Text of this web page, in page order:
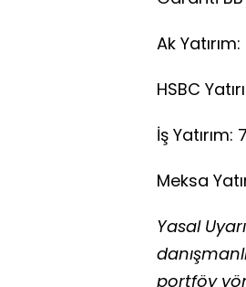
Ak
HSBC
İş Yatırım:
Meksa
Yasal
portföy